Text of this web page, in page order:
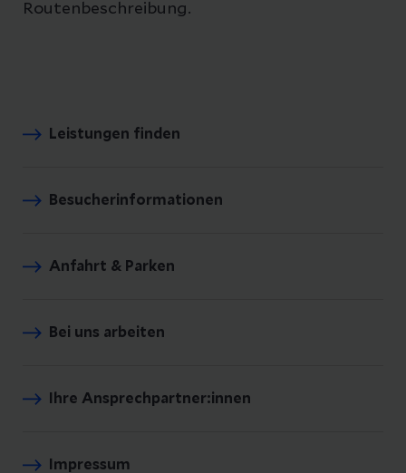
Routenbeschreibung.
Leistungen finden
Besucherinformationen
Anfahrt & Parken
Bei uns arbeiten
Ihre Ansprechpartner:innen
Impressum